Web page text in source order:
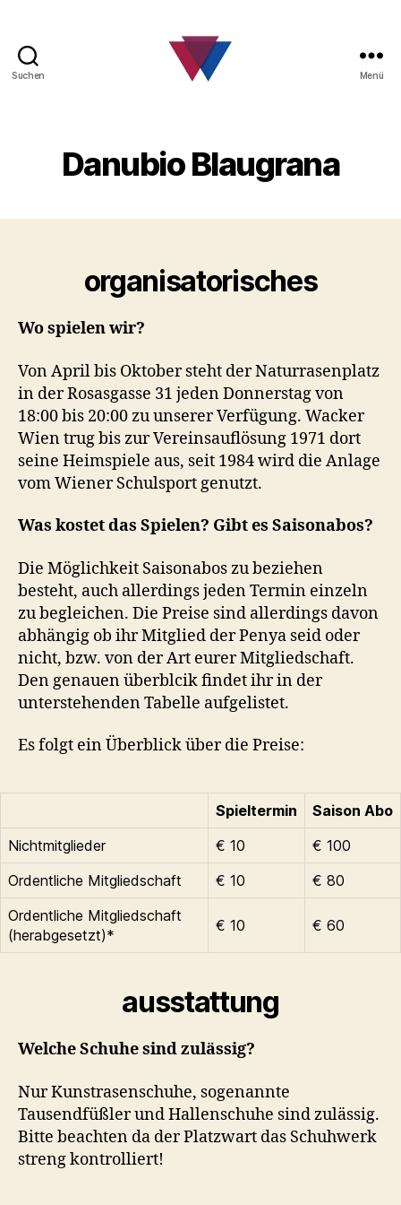
Suchen Menü
Danubio Blaugrana
organisatorisches
Wo spielen wir?
Von April bis Oktober steht der Naturrasenplatz
in der Rosasgasse 31 jeden Donnerstag von
18:00 bis 20:00 zu unserer Verfügung. Wacker
Wien trug bis zur Vereinsauflösung 1971 dort
seine Heimspiele aus, seit 1984 wird die Anlage
vom Wiener Schulsport genutzt.
Was kostet das Spielen? Gibt es Saisonabos?
Die Möglichkeit Saisonabos zu beziehen
besteht, auch allerdings jeden Termin einzeln
zu begleichen. Die Preise sind allerdings davon
abhängig ob ihr Mitglied der Penya seid oder
nicht, bzw. von der Art eurer Mitgliedschaft.
Den genauen überblcik findet ihr in der
unterstehenden Tabelle aufgelistet.
Es folgt ein Überblick über die Preise:
Spieltermin
Saison Abo
Nichtmitglieder
€ 10
€ 100
Ordentliche Mitgliedschaft
€ 10
€ 80
Ordentliche Mitgliedschaft
(herabgesetzt)*
€ 10 € 60
ausstattung
Welche Schuhe sind zulässig?
Nur Kunstrasenschuhe, sogenannte
Tausendfüßler und Hallenschuhe sind zulässig.
Bitte beachten da der Platzwart das Schuhwerk
streng kontrolliert!